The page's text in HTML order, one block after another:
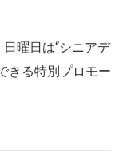
日曜日は“シニアデ
きる特別プロモー